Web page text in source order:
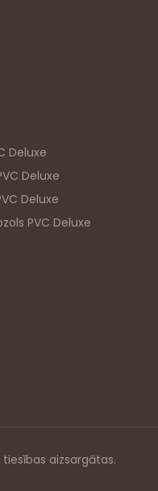
Deluxe
Deluxe
Deluxe
PVC Deluxe
aizsargātas.